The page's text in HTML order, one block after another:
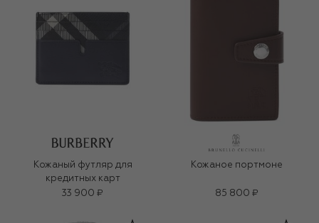
Кожаный футляр для
кредитных карт
33 900 ₽
Кожаное портмоне
85 800 ₽